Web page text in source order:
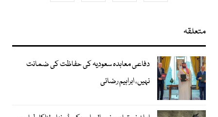
متعلقہ
دفاعی معاہدہ سعودیہ کی حفاظت کی ضمانت
نہیں، ابراہیم رضائی